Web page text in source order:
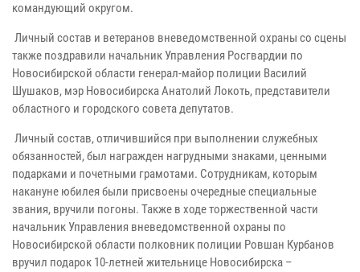
командующий округом.
Личный состав и ветеранов вневедомственной охраны со сцены
также поздравили начальник Управления Росгвардии по
Новосибирской области генерал-майор полиции Василий
Шушаков, мэр Новосибирска Анатолий Локоть, представители
областного и городского совета депутатов.
Личный состав, отличившийся при выполнении служебных
обязанностей, был награжден нагрудными знаками, ценными
подарками и почетными грамотами. Сотрудникам, которым
накануне юбилея были присвоены очередные специальные
звания, вручили погоны. Также в ходе торжественной части
начальник Управления вневедомственной охраны по
Новосибирской области полковник полиции Ровшан Курбанов
вручил подарок 10-летней жительнице Новосибирска –